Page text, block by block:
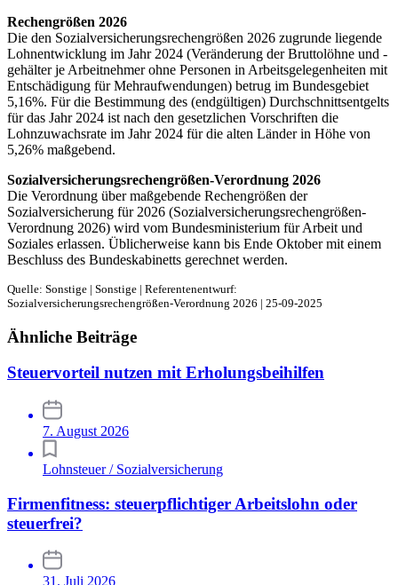
Rechengrößen 2026
Die den Sozialversicherungsrechengrößen 2026 zugrunde liegende
Lohnentwicklung im Jahr 2024 (Veränderung der Bruttolöhne und -
gehälter je Arbeitnehmer ohne Personen in Arbeitsgelegenheiten mit
Entschädigung für Mehraufwendungen) betrug im Bundesgebiet
5,16%. Für die Bestimmung des (endgültigen) Durchschnittsentgelts
für das Jahr 2024 ist nach den gesetzlichen Vorschriften die
Lohnzuwachsrate im Jahr 2024 für die alten Länder in Höhe von
5,26% maßgebend.
Sozialversicherungsrechengrößen-Verordnung 2026
Die Verordnung über maßgebende Rechengrößen der
Sozialversicherung für 2026 (Sozialversicherungsrechengrößen-
Verordnung 2026) wird vom Bundesministerium für Arbeit und
Soziales erlassen. Üblicherweise kann bis Ende Oktober mit einem
Beschluss des Bundeskabinetts gerechnet werden.
Quelle: Sonstige | Sonstige | Referentenentwurf:
Sozialversicherungsrechengrößen-Verordnung 2026 | 25-09-2025
Ähnliche Beiträge
Steuervorteil nutzen mit Erholungsbeihilfen
7. August 2026
Lohnsteuer / Sozialversicherung
Firmenfitness: steuerpflichtiger Arbeitslohn oder
steuerfrei?
31. Juli 2026